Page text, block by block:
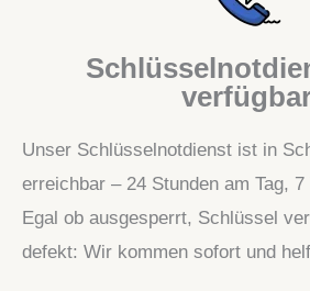
Unser Schlüsselnotdienst ist in
erreichbar – 24 Stunden am Tag, 7
Egal ob ausgesperrt, Schlüssel
defekt: Wir kommen sofort und